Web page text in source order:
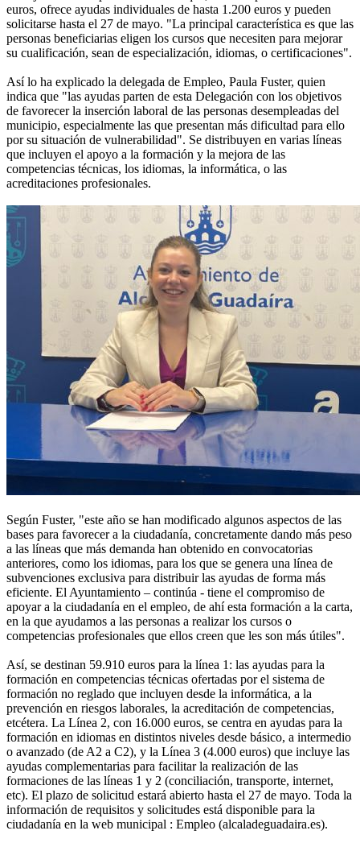
euros, ofrece ayudas individuales de hasta 1.200 euros y pueden
solicitarse hasta el 27 de mayo. "La principal característica es que las
personas beneficiarias eligen los cursos que necesiten para mejorar
su cualificación, sean de especialización, idiomas, o certificaciones".
Así lo ha explicado la delegada de Empleo, Paula Fuster, quien
indica que "las ayudas parten de esta Delegación con los objetivos
de favorecer la inserción laboral de las personas desempleadas del
municipio, especialmente las que presentan más dificultad para ello
por su situación de vulnerabilidad". Se distribuyen en varias líneas
que incluyen el apoyo a la formación y la mejora de las
competencias técnicas, los idiomas, la informática, o las
acreditaciones profesionales.
Según Fuster, "este año se han modificado algunos aspectos de las
bases para favorecer a la ciudadanía, concretamente dando más peso
a las líneas que más demanda han obtenido en convocatorias
anteriores, como los idiomas, para los que se genera una línea de
subvenciones exclusiva para distribuir las ayudas de forma más
eficiente. El Ayuntamiento – continúa - tiene el compromiso de
apoyar a la ciudadanía en el empleo, de ahí esta formación a la carta,
en la que ayudamos a las personas a realizar los cursos o
competencias profesionales que ellos creen que les son más útiles".
Así, se destinan 59.910 euros para la línea 1: las ayudas para la
formación en competencias técnicas ofertadas por el sistema de
formación no reglado que incluyen desde la informática, a la
prevención en riesgos laborales, la acreditación de competencias,
etcétera. La Línea 2, con 16.000 euros, se centra en ayudas para la
formación en idiomas en distintos niveles desde básico, a intermedio
o avanzado (de A2 a C2), y la Línea 3 (4.000 euros) que incluye las
ayudas complementarias para facilitar la realización de las
formaciones de las líneas 1 y 2 (conciliación, transporte, internet,
etc). El plazo de solicitud estará abierto hasta el 27 de mayo. Toda la
información de requisitos y solicitudes está disponible para la
ciudadanía en la web municipal : Empleo (alcaladeguadaira.es).